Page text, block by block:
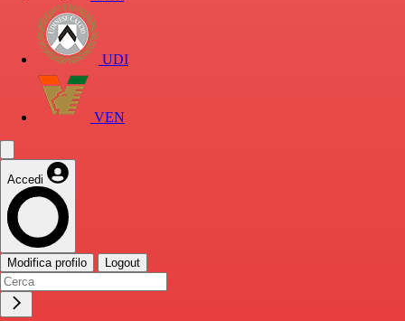
UDI
VEN
Accedi
Modifica profilo Logout